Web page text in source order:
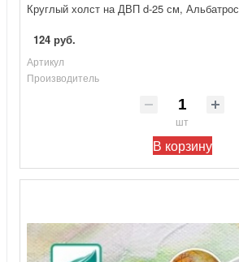
Круглый холст на ДВП d-25 см, Альбатрос
124 руб.
Артикул
Производитель
шт
В корзину